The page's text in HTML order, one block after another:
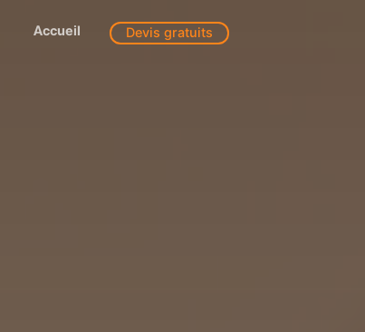
Accueil Devis gratuits